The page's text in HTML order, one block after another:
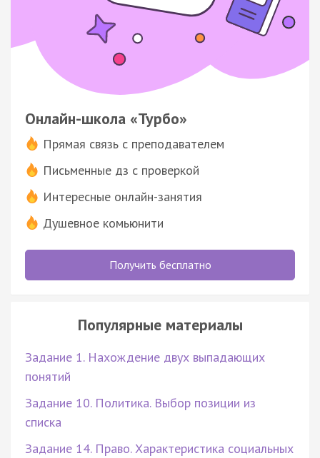
Онлайн-школа «Турбо»
Прямая связь с преподавателем
Письменные дз с проверкой
Интересные онлайн-занятия
Душевное комьюнити
Получить бесплатно
Популярные материалы
Задание 1. Нахождение двух выпадающих
понятий
Задание 10. Политика. Выбор позиции из
списка
Задание 14. Право. Характеристика социальных